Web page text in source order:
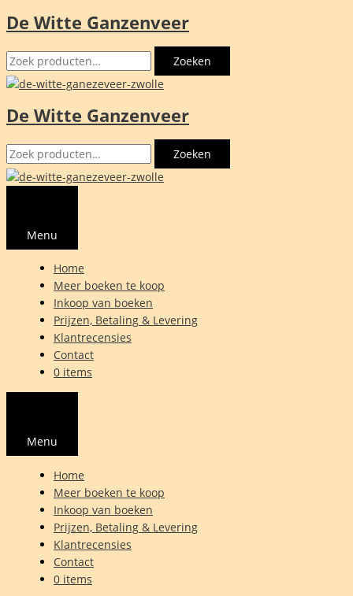
Ga
de
inhoud
De Witte Ganzenveer
Zoeken
naar:
Zoeken
De Witte Ganzenveer
Zoeken
naar:
Zoeken
Menu
Home
Meer boeken te koop
Inkoop van boeken
Prijzen, Betaling & Levering
Klantrecensies
Contact
0 items
Menu
Home
Meer boeken te koop
Inkoop van boeken
Prijzen, Betaling & Levering
Klantrecensies
Contact
0 items